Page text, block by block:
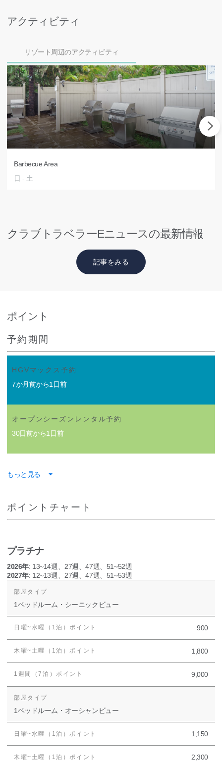
アクティビティ
リゾート周辺のアクティビティ
Barbecue Area
日 - 土
クラブトラベラーEニュースの最新情報
記事をみる
ポイント
予約期間
HGVマックス予約
7か月前から1日前
オープンシーズンレンタル予約
30日前から1日前
もっと見る
ポイントチャート
プラチナ
2026年: 13~14週、27週、47週、51~52週
2027年: 12~13週、27週、47週、51~53週
1ベッドルーム・シーニックビュー
900
1,800
9,000
1ベッドルーム・オーシャンビュー
1,150
2,300